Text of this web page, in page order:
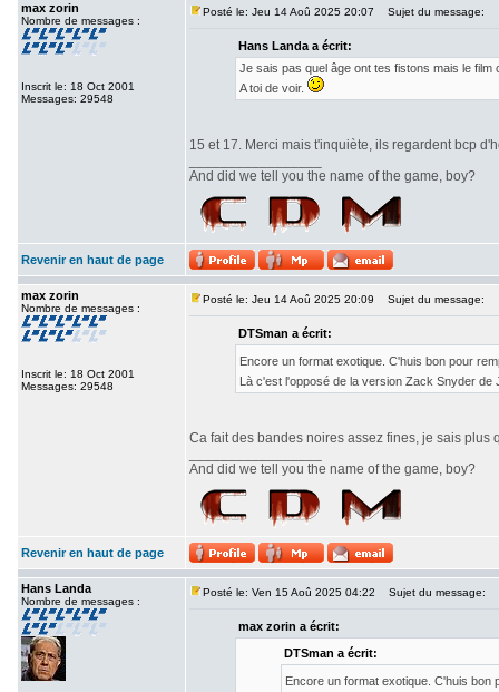
max zorin
Nombre de messages :
Inscrit le: 18 Oct 2001
Messages: 29548
Posté le: Jeu 14 Aoû 2025 20:07 Sujet du message:
Hans Landa a écrit:
Je sais pas quel âge ont tes fistons mais le
A toi de voir.
15 et 17. Merci mais t'inquiète, ils regardent bcp
And did we tell you the name of the game, boy?
Revenir en haut de page
max zorin
Nombre de messages :
Inscrit le: 18 Oct 2001
Messages: 29548
Posté le: Jeu 14 Aoû 2025 20:09 Sujet du message:
DTSman a écrit:
Encore un format exotique. C'huis bon pour
Là c'est l'opposé de la version Zack Snyder de
Ca fait des bandes noires assez fines, je sais
And did we tell you the name of the game, boy?
Revenir en haut de page
Hans Landa
Nombre de messages :
Posté le: Ven 15 Aoû 2025 04:22 Sujet du message:
max zorin a écrit:
DTSman a écrit:
Encore un format exotique. C'huis